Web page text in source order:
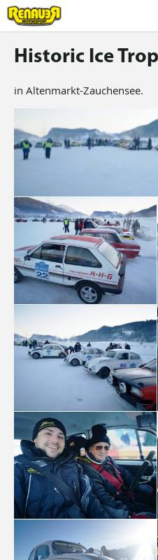
Historic Ice
in Altenmarkt-Zauchensee.